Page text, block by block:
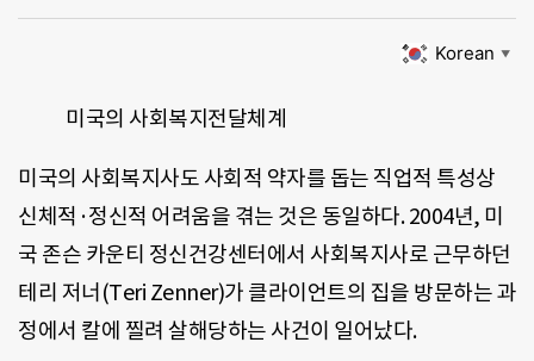
Korean ▼
미국의 사회복지전달체계
미국의 사회복지사도 사회적 약자를 돕는 직업적 특성상
신체적·정신적 어려움을 겪는 것은 동일하다. 2004년, 미
국 존슨 카운티 정신건강센터에서 사회복지사로 근무하던
테리 저너(Teri Zenner)가 클라이언트의 집을 방문하는 과
정에서 칼에 찔려 살해당하는 사건이 일어났다.